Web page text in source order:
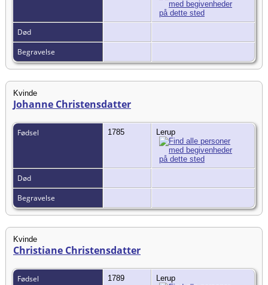
Død
Begravelse
Kvinde
Johanne Christensdatter
Fødsel 1785 Lerup
Død
Begravelse
Kvinde
Christiane Christensdatter
Fødsel 1789 Lerup